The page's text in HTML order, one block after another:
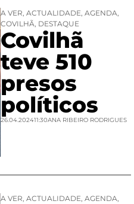
A VER, ACTUALIDADE, AGENDA,
COVILHÃ, DESTAQUE
Covilhã
teve 510
presos
políticos
26.04.202411:30ANA RIBEIRO RODRIGUES
A VER, ACTUALIDADE, AGENDA,